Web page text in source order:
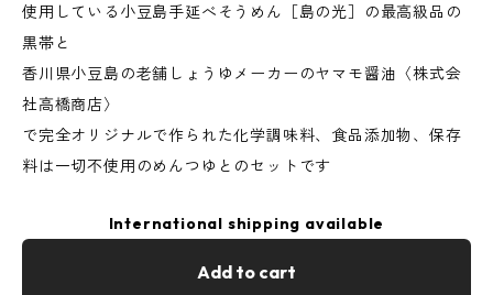
使用している小豆島手延べそうめん［島の光］の最高級品の
黒帯と
香川県小豆島の老舗しょうゆメーカーのヤマモ醤油〈株式会
社高橋商店〉
で完全オリジナルで作られた化学調味料、食品添加物、保存
料は一切不使用のめんつゆとのセットです
International shipping available
Add to cart